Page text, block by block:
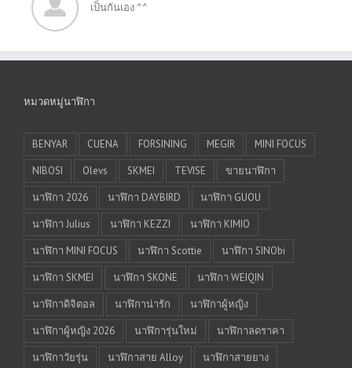
เป็นกันเอง ^^
หมวดหมู่นาฬิกา
BENYAR CUENA FORSINING MEGIR
MINI FOCUS
NIBOSI
Olevs SKMEI TEVISE
ขายนาฬิกา
นาฬิกา 2026
นาฬิกา DAYBIRD
นาฬิกา GUOU
นาฬิกา Julius
นาฬิกา KEZZI
นาฬิกา KIMIO
นาฬิกา MINI FOCUS
นาฬิกา Scottie
นาฬิกา SINObi
นาฬิกา SKMEI
นาฬิกา SKONE
นาฬิกา WEIQIN
นาฬิกาดิจิตอล
นาฬิกาน่ารัก
นาฬิกาผู้หญิง
นาฬิกาผู้หญิง 2026
นาฬิการุ่นใหม่
นาฬิกาลดราคา
นาฬิกาวัยรุ่น
นาฬิกาสาย Alloy
นาฬิกาสายยาง